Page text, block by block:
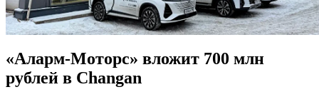
«Аларм-Моторс» вложит 700 млн
рублей в Changan